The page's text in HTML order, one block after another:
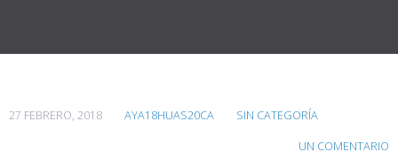
27 FEBRERO, 2018 AYA18HUAS20CA SIN CATEGORÍA
UN COMENTARIO